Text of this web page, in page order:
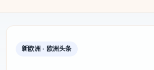
新欧洲 · 欧洲头条